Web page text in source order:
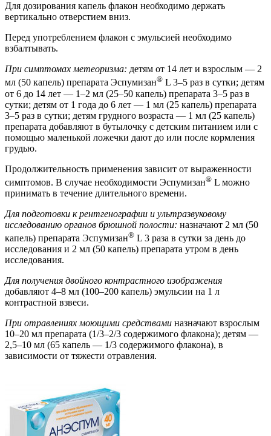
Для дозирования капель флакон необходимо держать
вертикально отверстием вниз.
Перед употреблением флакон с эмульсией необходимо
взбалтывать.
При симптомах метеоризма: детям от 14 лет и взрослым — 2
мл (50 капель) препарата Эспумизан® L 3–5 раз в сутки; детям
от 6 до 14 лет — 1–2 мл (25–50 капель) препарата 3–5 раз в
сутки; детям от 1 года до 6 лет — 1 мл (25 капель) препарата
3–5 раз в сутки; детям грудного возраста — 1 мл (25 капель)
препарата добавляют в бутылочку с детским питанием или с
помощью маленькой ложечки дают до или после кормления
грудью.
Продолжительность применения зависит от выраженности
симптомов. В случае необходимости Эспумизан® L можно
принимать в течение длительного времени.
Для подготовки к рентгенографии и ультразвуковому
исследованию органов брюшной полости: назначают 2 мл (50
капель) препарата Эспумизан® L 3 раза в сутки за день до
исследования и 2 мл (50 капель) препарата утром в день
исследования.
Для получения двойного контрастного изображения
добавляют 4–8 мл (100–200 капель) эмульсии на 1 л
контрастной взвеси.
При отравлениях моющими средствами назначают взрослым
10–20 мл препарата (1/3–2/3 содержимого флакона); детям —
2,5–10 мл (65 капель — 1/3 содержимого флакона), в
зависимости от тяжести отравления.